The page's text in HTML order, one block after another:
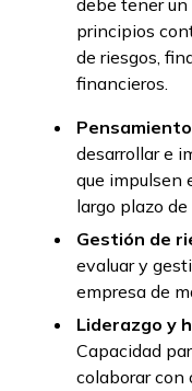
debe tener
principios
de riesgos,
financieros.
desarrollar e
que impulsen
largo plazo
Gestión de
evaluar y
empresa de
Liderazgo y
Capacidad
colaborar con